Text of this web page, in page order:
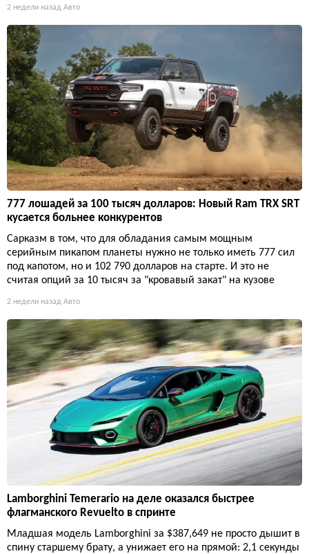
2 недели назад Авто
777 лошадей за 100 тысяч долларов: Новый Ram TRX SRT
кусается больнее конкурентов
Сарказм в том, что для обладания самым мощным
серийным пикапом планеты нужно не только иметь 777 сил
под капотом, но и 102 790 долларов на старте. И это не
считая опций за 10 тысяч за "кровавый закат" на кузове
2 недели назад Авто
Lamborghini Temerario на деле оказался быстрее
флагманского Revuelto в спринте
Младшая модель Lamborghini за $387,649 не просто дышит в
спину старшему брату, а унижает его на прямой: 2,1 секунды